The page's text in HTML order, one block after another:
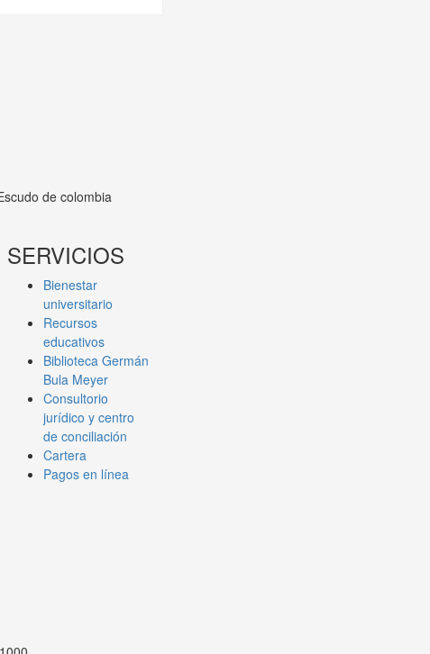
SERVICIOS
Bienestar
universitario
Recursos
educativos
Biblioteca Germán
Bula Meyer
Consultorio
jurídico y centro
de conciliación
Cartera
Pagos en línea